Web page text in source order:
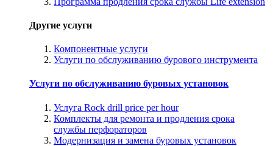
Другие услуги
Компонентные услуги
Услуги по обслуживанию бурового инструмента
Услуги по обслуживанию буровых установок
Услуга Rock drill price per hour
Комплекты для ремонта и продления срока
службы перфораторов
Модернизация и замена буровых установок